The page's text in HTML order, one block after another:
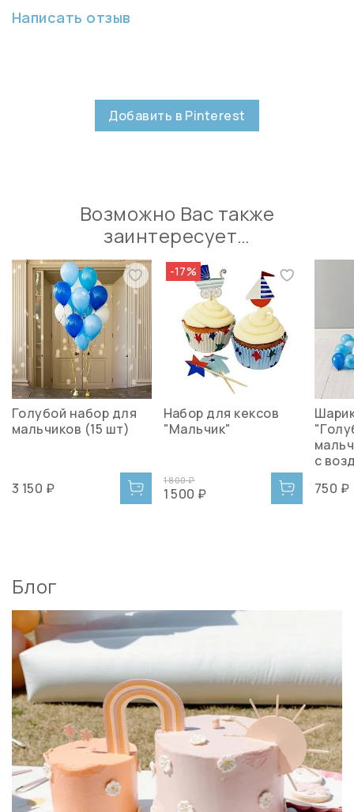
Написать отзыв
Добавить в Pinterest
Возможно Вас также
заинтересует…
Голубой набор для
мальчиков (15 шт)
3 150 ₽
-17%
Набор для кексов
"Мальчик"
1 800 ₽
1 500 ₽
с
750 ₽
Блог